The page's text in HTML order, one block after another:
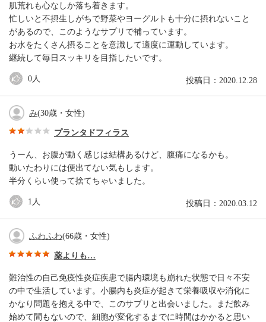
肌荒れも心なしか落ち着きます。
忙しいと不摂生しがちで野菜やヨーグルトも十分に摂れないこと
があるので、このようなサプリで補っています。
お水をたくさん摂ることを意識して適度に運動しています。
継続して毎日スッキリを目指したいです。
投稿日：2020.12.28
0 人
み(30歳・女性)
プランタドフィラス
うーん、お腹が動く感じは結構あるけど、腹痛になるかも。
動いたわりには便出てない気もします。
半分くらい使って捨てちゃいました。
投稿日：2020.03.12
1 人
ふわふわ(66歳・女性)
薬よりも…
難治性の自己免疫性炎症疾患で腸内環境も崩れた状態で日々不安
の中で生活しています。小腸内も炎症が起きて栄養吸収や消化に
かなり問題を抱える中で、このサプリと出会いました。まだ飲み
始めて間もないので、細胞が変化するまでに時間はかかると思い